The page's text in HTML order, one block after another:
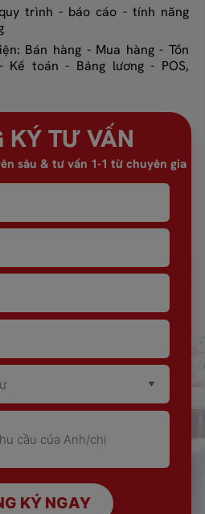
trình - báo cáo - tính năng
Bán hàng - Mua hàng - Tồn
toán - Bảng lương - POS,
KÝ NGAY
KÝ TƯ VẤN
sâu & tư vấn 1-1 từ chuyên gia